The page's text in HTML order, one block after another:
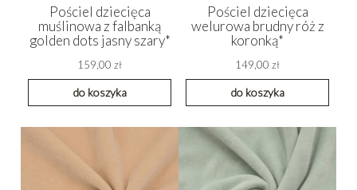
Pościel dziecięca
muślinowa z falbanką
golden dots jasny szary*
159,00 zł
do koszyka
Pościel dziecięca
welurowa brudny róż z
koronką*
149,00 zł
do koszyka